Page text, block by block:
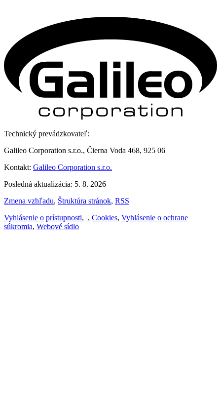
Technický prevádzkovateľ:
Galileo Corporation s.r.o., Čierna Voda 468, 925 06
Kontakt: Galileo Corporation s.r.o.
Posledná aktualizácia: 5. 8. 2026
Zmena vzhľadu, Štruktúra stránok, RSS
Vyhlásenie o prístupnosti, , Cookies, Vyhlásenie o ochrane
súkromia, Webové sídlo